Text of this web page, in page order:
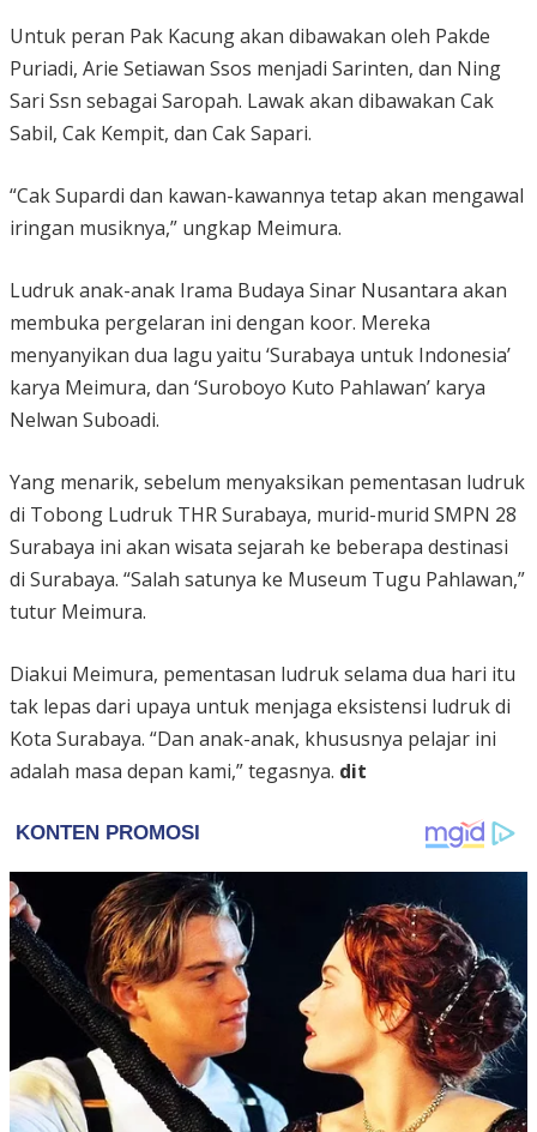
Untuk peran Pak Kacung akan dibawakan oleh Pakde
Puriadi, Arie Setiawan Ssos menjadi Sarinten, dan Ning
Sari Ssn sebagai Saropah. Lawak akan dibawakan Cak
Sabil, Cak Kempit, dan Cak Sapari.
“Cak Supardi dan kawan-kawannya tetap akan mengawal
iringan musiknya,” ungkap Meimura.
Ludruk anak-anak Irama Budaya Sinar Nusantara akan
membuka pergelaran ini dengan koor. Mereka
menyanyikan dua lagu yaitu ‘Surabaya untuk Indonesia’
karya Meimura, dan ‘Suroboyo Kuto Pahlawan’ karya
Nelwan Suboadi.
Yang menarik, sebelum menyaksikan pementasan ludruk
di Tobong Ludruk THR Surabaya, murid-murid SMPN 28
Surabaya ini akan wisata sejarah ke beberapa destinasi
di Surabaya. “Salah satunya ke Museum Tugu Pahlawan,”
tutur Meimura.
Diakui Meimura, pementasan ludruk selama dua hari itu
tak lepas dari upaya untuk menjaga eksistensi ludruk di
Kota Surabaya. “Dan anak-anak, khususnya pelajar ini
adalah masa depan kami,” tegasnya. dit